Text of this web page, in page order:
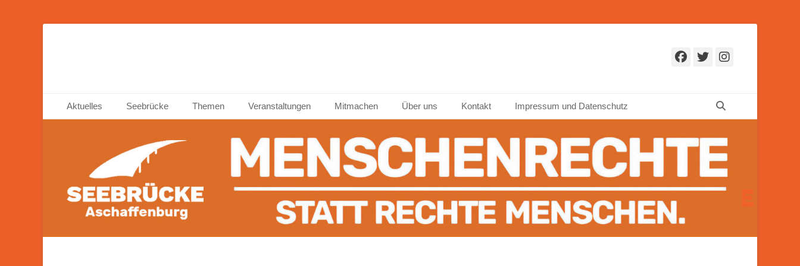
Facebook
Twitter
Primäres Menü
Inhalt
Aktuelles Seebrücke Themen Veranstaltungen Mitmachen Über uns Kontakt Impressum und Datenschutz